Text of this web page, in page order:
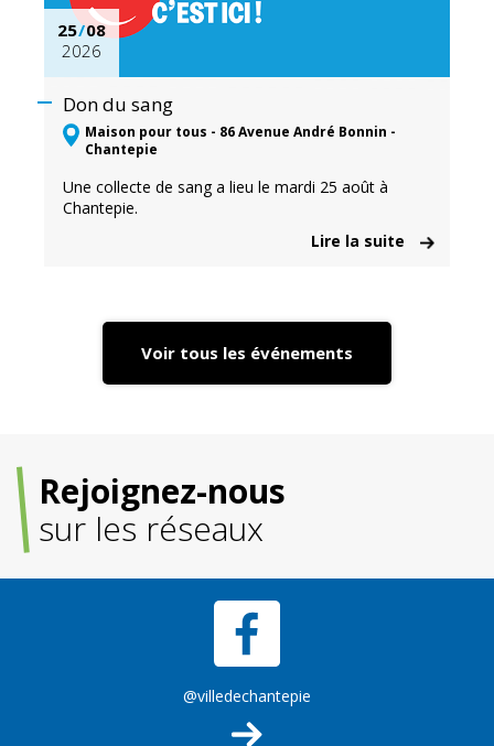
25/08
2026
Don du sang
Maison pour tous - 86 Avenue André Bonnin -
Chantepie
Une collecte de sang a lieu le mardi 25 août à
Chantepie.
Lire la suite
Voir tous les événements
Rejoignez-nous
sur les réseaux
@villedechantepie